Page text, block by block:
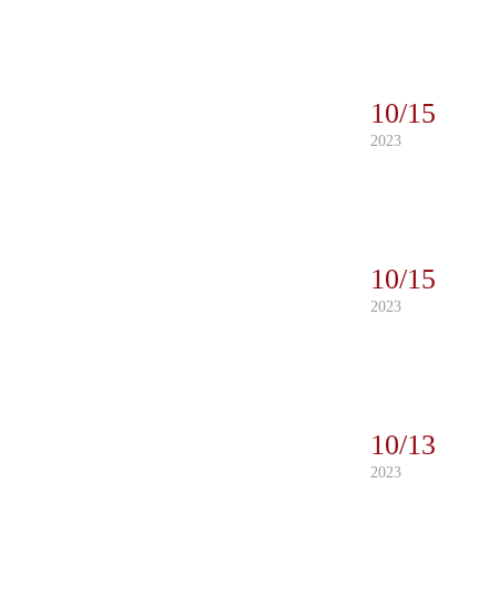
10/15
2023
10/15
2023
10/13
2023